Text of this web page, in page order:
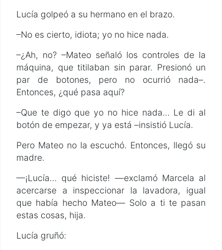
Lucía golpeó a su hermano en el brazo.
–No es cierto, idiota; yo no hice nada.
–¿Ah, no? –Mateo señaló los controles de la
máquina, que titilaban sin parar. Presionó un
par de botones, pero no ocurrió nada–.
Entonces, ¿qué pasa aquí?
–Que te digo que yo no hice nada… Le di al
botón de empezar, y ya está –insistió Lucía.
Pero Mateo no la escuchó. Entonces, llegó su
madre.
—¡Lucía... qué hiciste! —exclamó Marcela al
acercarse a inspeccionar la lavadora, igual
que había hecho Mateo— Solo a ti te pasan
estas cosas, hija.
Lucía gruñó: